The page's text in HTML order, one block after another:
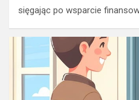
sięgając po wsparcie